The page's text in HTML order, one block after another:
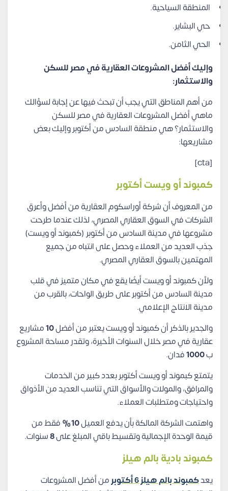
المنطقة السياحية.
حي البشاير.
الحي الثامن.
وإليك أفضل المشروعات العقارية في مصر للسكن
والاستثمار:
من أهم المناطق التي يجب أن تبحث فيها عن إجابة لسؤالك
ماهي أفضل المشروعات العقارية في مصر للسكن
والاستثمار؟ هي منطقة السادس من أكتوبر وإليك بعض
مشاريعها:
[cta]
كمبوند أو ويست أكتوبر
من المعروف أن شركة أوراسكوم العقارية من أفضل وأعرق
الشركات في السوق العقاري المصري، لذلك عندما طرحت
مشروعها في مدينة السادس من أكتوبر (كمبوند أو ويست)
جذب العديد من العملاء وحصل على انتباه من جميع
المهتمين بالسوق العقاري المصري.
ولأن كمبوند أو ويست أيضًا يقع في مكان متميز في قلب
مدينة السادس من أكتوبر على طريق الواحات، بالقرب من
مدينة الانتاج الإعلامي.
والجدير بالذكر أن كمبوند أو ويست يعتبر من أفضل10مشاريع
عقارية في مصر خلال السنوات الأخيرة، وتقدر مساحة المشروع
ب1000فدان.
يتمتع كبموند أو ويست أكتوبر بعدد كبير من الخدمات
والمرافق، والمولات والأسواق التي تناسب العديد من الأذواق
واحتياجات ومتطلبات العملاء.
واهتمت الشركة المالكة بأن يدفع العميل10%
فقط من
قيمة الوحدة الإجمالية وتقسيط باقي المبلغ على8سنوات.
كمبوند بادية بالم هيلز
يعدكمبوند بالم هيلز6أكتوبرمن أفضل المشروعات